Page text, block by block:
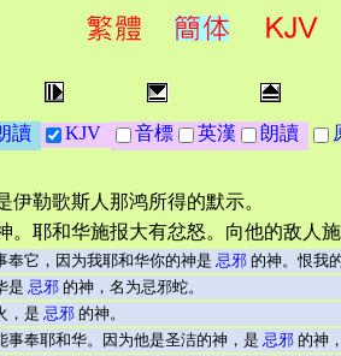
讀 KJV 音標 英漢 朗讀
伊勒歌斯人那鸿所得的默示。
。耶和华施报大有忿怒。向他的敌人
奉它，因为我耶和华你的神是 忌邪 的神。恨我
是 忌邪 的神，名为忌邪蛇。
，是 忌邪 的神。
事奉耶和华。因为他是圣洁的神，是 忌邪 的神